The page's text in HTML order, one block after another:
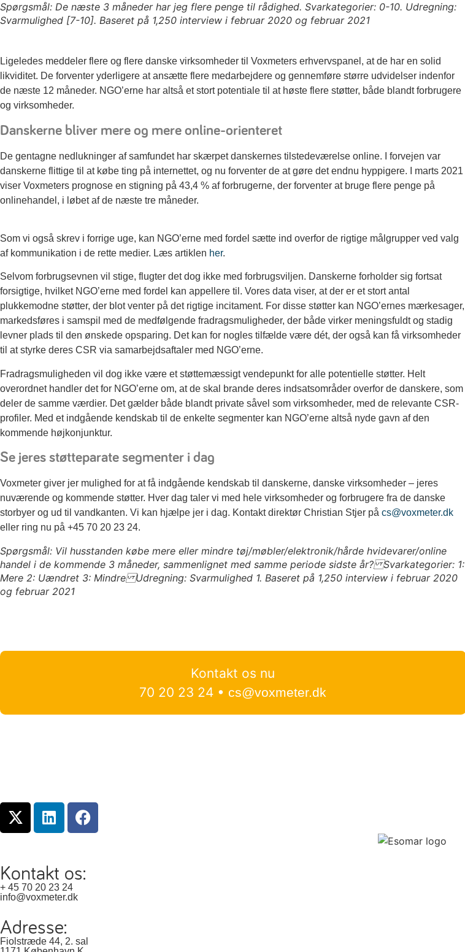
Spørgsmål: De næste 3 måneder har jeg flere penge til rådighed. Svarkategorier: 0-10. Udregning:
Svarmulighed [7-10]. Baseret på 1,250 interview i februar 2020 og februar 2021
Ligeledes meddeler flere og flere danske virksomheder til Voxmeters erhvervspanel, at de har en solid
likviditet. De forventer yderligere at ansætte flere medarbejdere og gennemføre større udvidelser indenfor
de næste 12 måneder. NGO’erne har altså et stort potentiale til at høste flere støtter, både blandt forbrugere
og virksomheder.
Danskerne bliver mere og mere online-orienteret
De gentagne nedlukninger af samfundet har skærpet danskernes tilstedeværelse online. I forvejen var
danskerne flittige til at købe ting på internettet, og nu forventer de at gøre det endnu hyppigere. I marts 2021
viser Voxmeters prognose en stigning på 43,4 % af forbrugerne, der forventer at bruge flere penge på
onlinehandel, i løbet af de næste tre måneder.
Som vi også skrev i forrige uge, kan NGO’erne med fordel sætte ind overfor de rigtige målgrupper ved valg
af kommunikation i de rette medier. Læs artiklen her.
Selvom forbrugsevnen vil stige, flugter det dog ikke med forbrugsviljen. Danskerne forholder sig fortsat
forsigtige, hvilket NGO’erne med fordel kan appellere til. Vores data viser, at der er et stort antal
plukkemodne støtter, der blot venter på det rigtige incitament. For disse støtter kan NGO’ernes mærkesager,
markedsføres i samspil med de medfølgende fradragsmuligheder, der både virker meningsfuldt og stadig
levner plads til den ønskede opsparing. Det kan for nogles tilfælde være dét, der også kan få virksomheder
til at styrke deres CSR via samarbejdsaftaler med NGO’erne.
Fradragsmuligheden vil dog ikke være et støttemæssigt vendepunkt for alle potentielle støtter. Helt
overordnet handler det for NGO’erne om, at de skal brande deres indsatsområder overfor de danskere, som
deler de samme værdier. Det gælder både blandt private såvel som virksomheder, med de relevante CSR-
profiler. Med et indgående kendskab til de enkelte segmenter kan NGO’erne altså nyde gavn af den
kommende højkonjunktur.
Se jeres støtteparate segmenter i dag
Voxmeter giver jer mulighed for at få indgående kendskab til danskerne, danske virksomheder – jeres
nuværende og kommende støtter. Hver dag taler vi med hele virksomheder og forbrugere fra de danske
storbyer og ud til vandkanten. Vi kan hjælpe jer i dag. Kontakt direktør Christian Stjer på cs@voxmeter.dk
eller ring nu på +45 70 20 23 24.
Spørgsmål: Vil husstanden købe mere eller mindre tøj/møbler/elektronik/hårde hvidevarer/online
handel i de kommende 3 måneder, sammenlignet med samme periode sidste år? Svarkategorier: 1:
Mere 2: Uændret 3: Mindre Udregning: Svarmulighed 1. Baseret på 1,250 interview i februar 2020
og februar 2021
Kontakt os nu
70 20 23 24 •cs@voxmeter.dk
Kontakt os:
+ 45 70 20 23 24
info@voxmeter.dk
Adresse:
Fiolstræde 44, 2. sal